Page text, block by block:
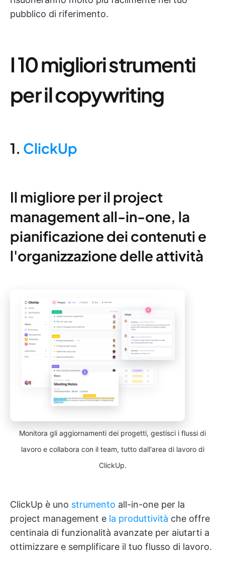
pubblico di riferimento.
I 10 migliori strumenti
per il copywriting
1. ClickUp
Il migliore per il project
management all-in-one, la
pianificazione dei contenuti e
l'organizzazione delle attività
Monitora gli aggiornamenti dei progetti, gestisci i flussi di
lavoro e collabora con il team, tutto dall'area di lavoro di
ClickUp.
ClickUp è uno strumento all-in-one per la
project management e la produttività che offre
centinaia di funzionalità avanzate per aiutarti a
ottimizzare e semplificare il tuo flusso di lavoro.